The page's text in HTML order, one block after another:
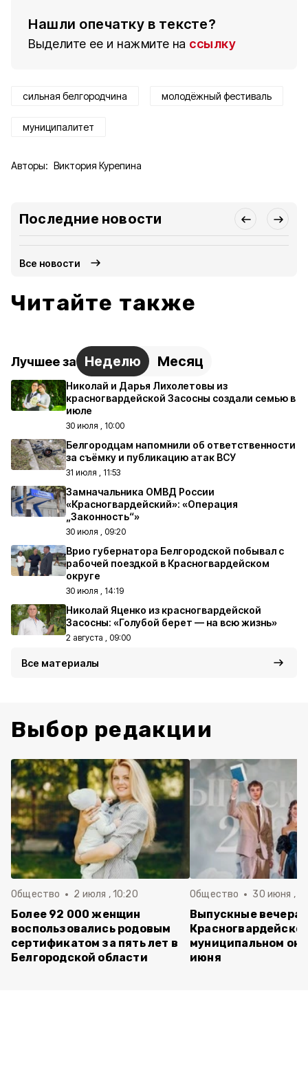
Нашли опечатку в тексте?
Выделите ее и нажмите на ссылку
сильная белгородчина молодёжный фестиваль
муниципалитет
Авторы: Виктория Курепина
Последние новости
Все новости
Читайте также
Лучшее за Неделю Месяц
Николай и Дарья Лихолетовы из
красногвардейской Засосны создали семью в
июле
30 июля , 10:00
Белгородцам напомнили об ответственности
за съёмку и публикацию атак ВСУ
31 июля , 11:53
Замначальника ОМВД России
«Красногвардейский»: «Операция
„Законность“»
30 июля , 09:20
Врио губернатора Белгородской побывал с
рабочей поездкой в Красногвардейском
округе
30 июля , 14:19
Николай Яценко из красногвардейской
Засосны: «Голубой берет — на всю жизнь»
2 августа , 09:00
Все материалы
Выбор редакции
Общество 2 июля , 10:20
Более 92 000 женщин
воспользовались родовым
сертификатом за пять лет в
Белгородской области
Общество 30 июня ,
Выпускные вечера
муниципальном
июня